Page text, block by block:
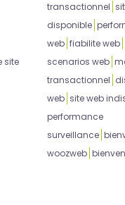
site
transactionnel
disponible
web fiabilite web
scenarios web
transactionnel
web site web
performance
surveillance
woozweb